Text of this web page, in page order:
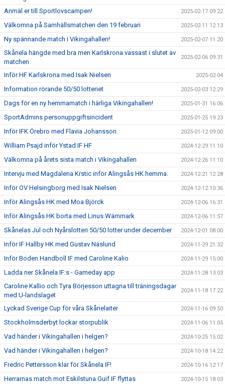
Anmäl er till Sportlovscampen! 2025-02-17 09:22
Välkomna på Samhällsmatchen den 19 februari 2025-02-11 12:13
Ny spännande match i Vikingahallen! 2025-02-07 11:20
Skånela hängde med bra men Karlskrona vassast i slutet av
matchen
2025-02-06 09:31
Inför HF Karlskrona med Isak Nielsen 2025-02-04
Information rörande 50/50 lotteriet 2025-02-03 12:29
Dags för en ny hemmamatch i härliga Vikingahallen! 2025-01-31 16:06
SportAdmins personuppgiftsincident 2025-01-25 19:23
Inför IFK Örebro med Flavia Johansson. 2025-01-12 09:00
William Psajd inför Ystad IF HF 2024-12-29 11:10
Välkomna på årets sista match i Vikingahallen 2024-12-26 11:10
Intervju med Magdalena Krstic inför Alingsås HK hemma. 2024-12-21 12:28
Inför OV Helsingborg med Isak Nielsen 2024-12-12 10:36
Inför Alingsås HK med Moa Björck 2024-12-06 16:31
Inför Alingsås HK borta med Linus Wärnmark 2024-12-06 11:57
Skånelas Jul och Nyårslotteri 50/50 lotter under december 2024-12-01 08:00
Inför IF Hallby HK med Gustav Näslund 2024-11-29 21:32
Inför Boden Handboll IF med Caroline Kalio 2024-11-29 15:00
Ladda ner Skånela IF:s - Gameday app 2024-11-28 13:03
Caroline Kallio och Tyra Börjesson uttagna till träningsdagar
med U-landslaget
2024-11-18 17:22
Lyckad Sverige Cup för våra Skånelaiter 2024-11-16 09:50
Stockholmsderbyt lockar storpublik 2024-11-06 11:05
Vad händer i Vikingahallen i helgen? 2024-10-25 15:02
Vad händer i Vikingahallen i helgen? 2024-10-18 14:22
Fredric Pettersson klar för Skånela IF! 2024-10-16 12:17
Herrarnas match mot Eskilstuna Guif IF flyttas 2024-10-15 18:03